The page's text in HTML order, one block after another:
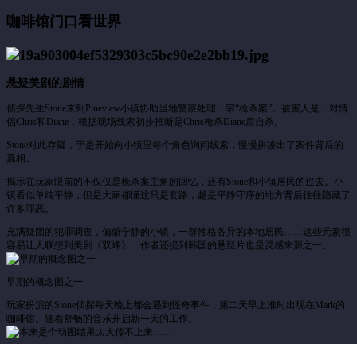
咖啡馆门口看世界
悬疑美剧的剧情
侦探先生Stone来到Pineview小镇协助当地警察处理一宗“枪杀案”。被害人是一对情
侣Chris和Diane，根据现场线索初步推断是Chris枪杀Diane后自杀。
Stone对此存疑，于是开始向小镇里每个角色询问线索，慢慢拼凑出了案件背后的
真相。
揭示在玩家眼前的不仅仅是枪杀案主角的回忆，还有Stone和小镇居民的过去。小
镇看似单纯平静，但是大家都懂这只是套路，越是平静守序的地方背后往往隐藏了
许多罪恶。
充满疑团的犯罪调查，偏僻宁静的小镇，一群性格各异的本地居民……这些元素很
容易让人联想到美剧《双峰》，作者还提到韩国的悬疑片也是灵感来源之一。
早期的概念图之一
玩家扮演的Stone侦探每天晚上都会遇到怪奇事件，第二天早上准时出现在Mark的
咖啡馆。随着舒畅的音乐开启新一天的工作。